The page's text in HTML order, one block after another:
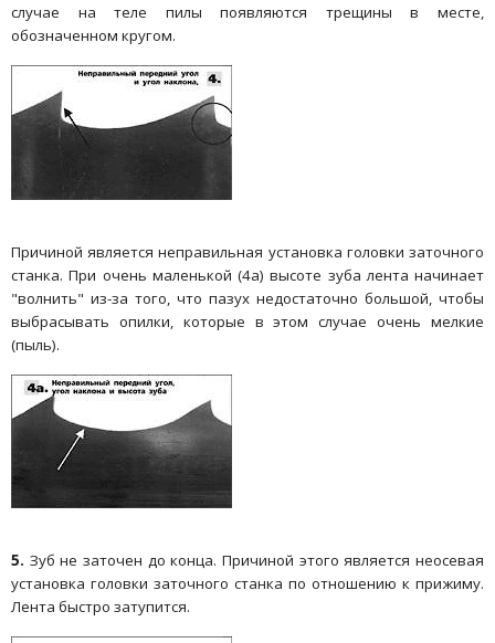
случае на теле пилы появляются трещины в месте,
обозначенном кругом.
Причиной является неправильная установка головки заточного
станка. При очень маленькой (4а) высоте зуба лента начинает
"волнить" из-за того, что пазух недостаточно большой, чтобы
выбрасывать опилки, которые в этом случае очень мелкие
(пыль).
5. Зуб не заточен до конца. Причиной этого является неосевая
установка головки заточного станка по отношению к прижиму.
Лента быстро затупится.